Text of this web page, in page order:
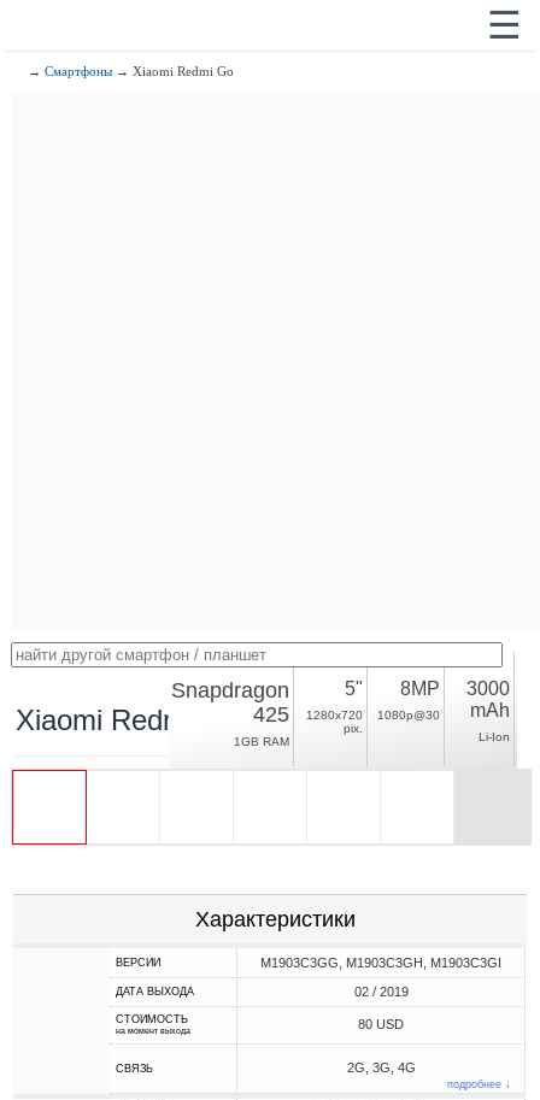
☰
→Смартфоны → Xiaomi Redmi Go
Xiaomi Redmi Go
Snapdragon
425
1GB RAM
5"
1280x720
pix.
8MP
1080p@30
3000
mAh
Li-Ion
Характеристики
ВЕРСИИ M1903C3GG, M1903C3GH, M1903C3GI
ДАТА ВЫХОДА 02 / 2019
СТОИМОСТЬ
на момент выхода 80 USD
СВЯЗЬ 2G, 3G, 4G
подробнее ↓